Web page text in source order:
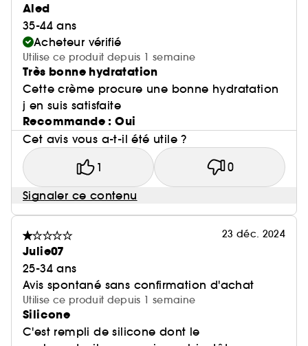
Aled
35-44 ans
Acheteur vérifié
Utilise ce produit depuis 1 semaine
Très bonne hydratation
Cette crème procure une bonne hydratation
j en suis satisfaite
Recommande : Oui
Cet avis vous a-t-il été utile ?
1 0
Signaler ce contenu
23 déc. 2024
Julie07
25-34 ans
Avis spontané sans confirmation d'achat
Utilise ce produit depuis 1 semaine
Silicone
C'est rempli de silicone dont le